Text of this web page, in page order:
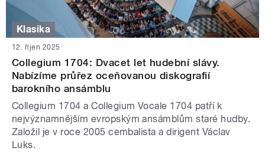
Klasika
12. říjen 2025
Collegium 1704: Dvacet let hudební slávy.
Nabízíme průřez oceňovanou diskografií
barokního ansámblu
Collegium 1704 a Collegium Vocale 1704 patří k
nejvýznamnějším evropským ansámblům staré hudby.
Založil je v roce 2005 cembalista a dirigent Václav
Luks.